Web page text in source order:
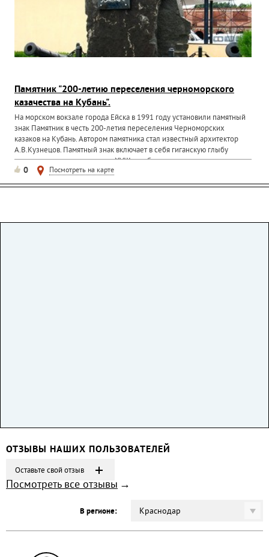
Памятник "200-летию переселения черноморского
казачества на Кубань".
На морском вокзале города Ейска в 1991 году установили памятный
знак Памятник в честь 200-летия переселения Черноморских
казаков на Кубань. Автором памятника стал известный архитектор
А.В.Кузнецов. Памятный знак включает в себя гиганскую глыбу
черного гранита и две пушки XVIII по обе стороны от...
0 Посмотреть на карте
ОТЗЫВЫ НАШИХ ПОЛЬЗОВАТЕЛЕЙ
Оставьте свой отзыв
Посмотреть все отзывы
В регионе: Краснодар